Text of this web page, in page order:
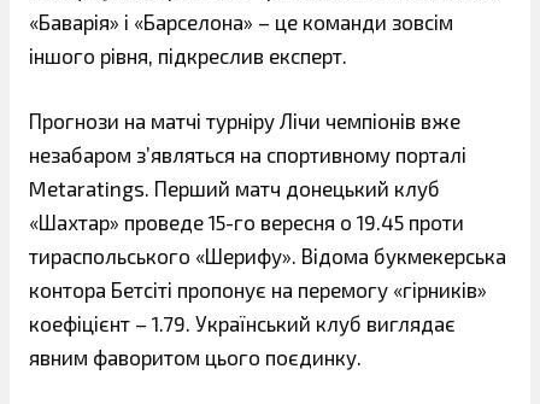
«Баварія» і «Барселона» – це команди зовсім
іншого рівня, підкреслив експерт.
Прогнози на матчі турніру Лічи чемпіонів вже
незабаром з’являться на спортивному порталі
Metaratings. Перший матч донецький клуб
«Шахтар» проведе 15-го вересня о 19.45 проти
тираспольського «Шерифу». Відома букмекерська
контора Бетсіті пропонує на перемогу «гірників»
коефіцієнт – 1.79. Український клуб виглядає
явним фаворитом цього поєдинку.